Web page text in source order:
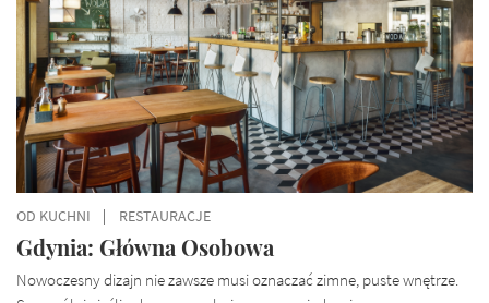
OD KUCHNI RESTAURACJE
Gdynia: Główna Osobowa
Nowoczesny dizajn nie zawsze musi oznaczać zimne, puste wnętrze.